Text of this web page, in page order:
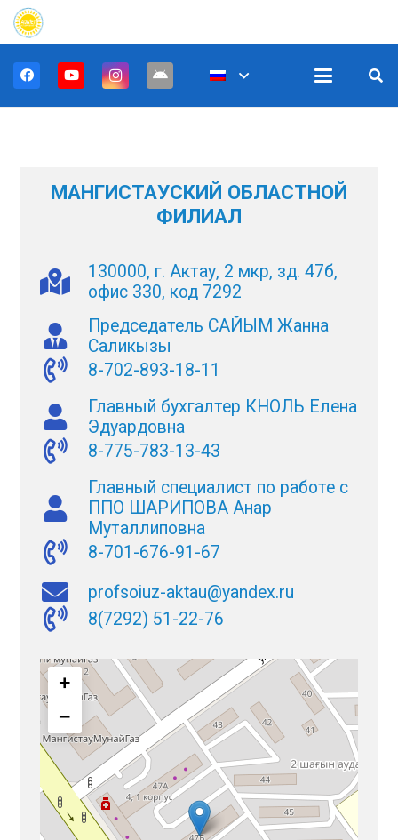
МАНГИСТАУСКИЙ ОБЛАСТНОЙ
ФИЛИАЛ
130000, г. Актау, 2 мкр, зд. 47б,
офис 330, код 7292
Председатель САЙЫМ Жанна
Саликызы
8-702-893-18-11
Главный бухгалтер КНОЛЬ Елена
Эдуардовна
8-775-783-13-43
Главный специалист по работе с
ППО ШАРИПОВА Анар
Муталлиповна
8-701-676-91-67
profsoiuz-aktau@yandex.ru
8(7292) 51-22-76
+
−